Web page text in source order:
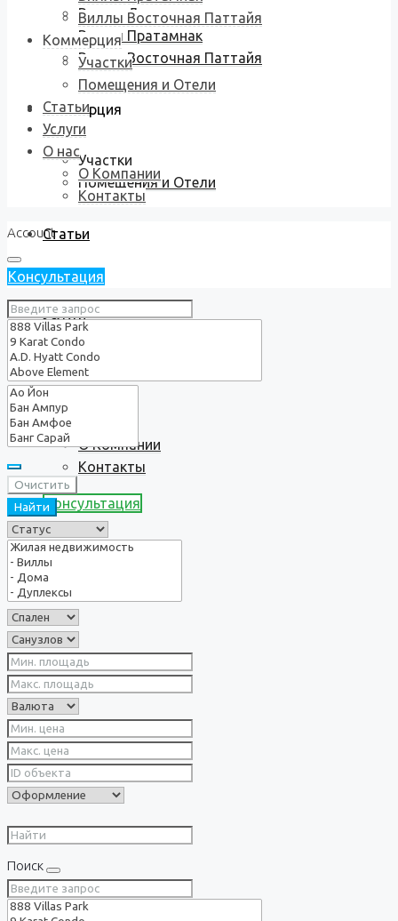
Виллы Джомтьен
Виллы Пратамнак
Виллы Восточная Паттайя
Коммерция
Участки
Помещения и Отели
Статьи
Услуги
О нас
О Компании
Контакты
Консультация
Виллы Восточная Паттайя
Коммерция
Участки
Помещения и Отели
Статьи
Услуги
О нас
О Компании
Контакты
Account
Консультация
Очистить
Найти
Поиск